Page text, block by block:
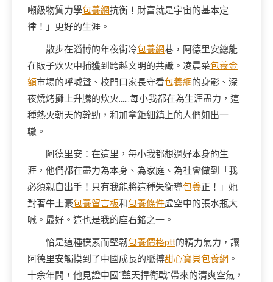
噸級物質力學包養網抗衡！財富就是宇宙的基本定
律！」更好的生涯。
散步在淄博的年夜街冷包養網巷，阿德里安總能
在販子炊火中捕獲到跨越文明的共識。凌晨菜包養金
額市場的呼喊聲、校門口家長守看包養網的身影、深
夜燒烤攤上升騰的炊火……每小我都在為生涯盡力，這
種熱火朝天的幹勁，和加拿鉅細鎮上的人們如出一
轍。
阿德里安：在這里，每小我都想過好本身的生
涯，他們都在盡力為本身、為家庭、為社會做到「我
必須親自出手！只有我能將這種失衡導包養正！」她
對著牛土豪包養留言板和包養條件虛空中的張水瓶大
喊。最好。這也是我的座右銘之一。
恰是這種樸素而堅韌包養價格ptt的精力氣力，讓
阿德里安觸摸到了中國成長的脈搏甜心寶貝包養網 。
十余年間，他見證中國“藍天捍衛戰”帶來的清爽空氣，